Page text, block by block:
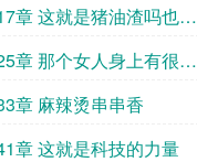
章 这就是猪油渣吗也太
了
章 那个女人身上有很多
章 麻辣烫串串香
章 这就是科技的力量